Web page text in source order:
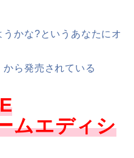
かな?というあなたにオ
から発売されている
ムエディシ